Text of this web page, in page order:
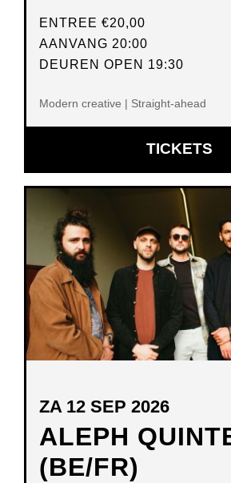
ENTREE €20,00
AANVANG 20:00
DEUREN OPEN 19:30
Modern creative | Straight-ahead
TICKETS
IN
ALEPH
(BE/FR)
ZA 12 SEP 2026